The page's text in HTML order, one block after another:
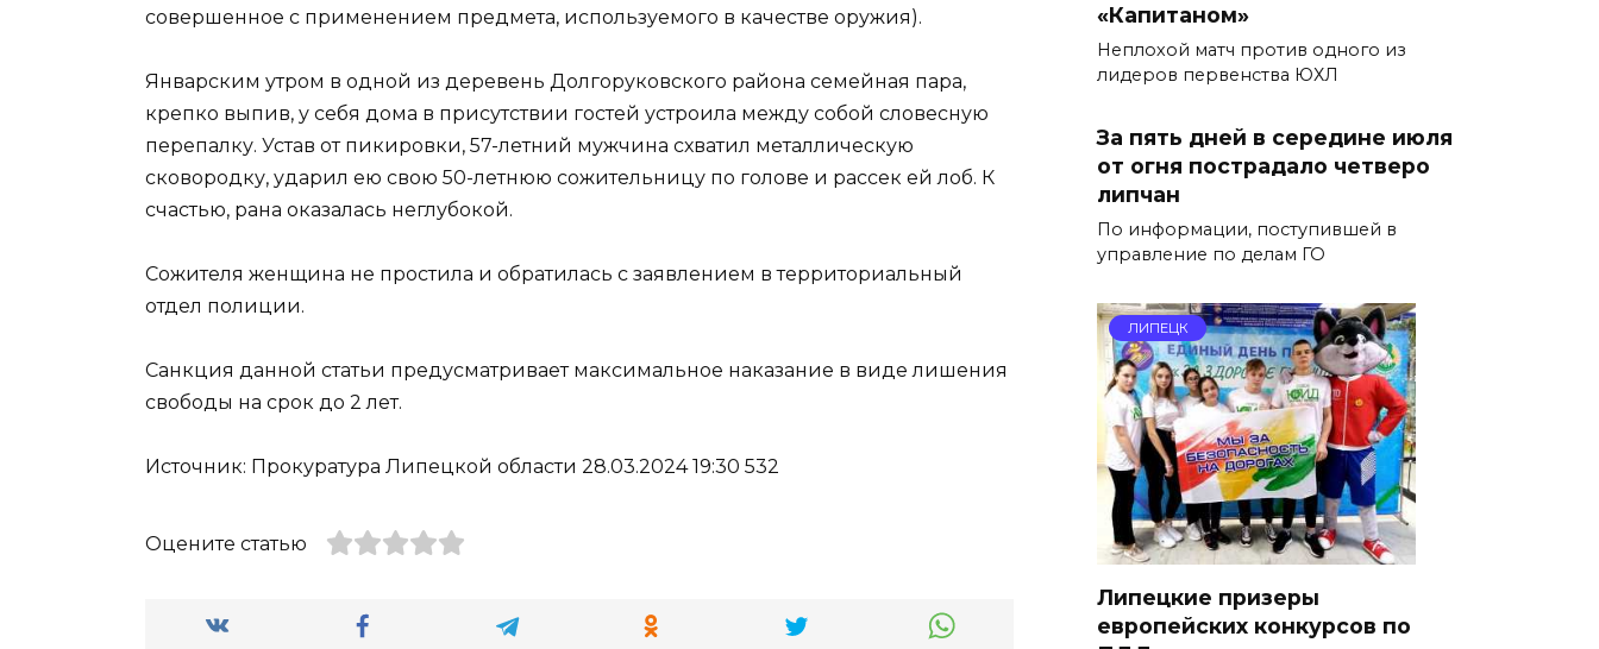
совершенное с применением предмета, используемого в качестве оружия).
Январским утром в одной из деревень Долгоруковского района семейная пара,
крепко выпив, у себя дома в присутствии гостей устроила между собой словесную
перепалку. Устав от пикировки, 57-летний мужчина схватил металлическую
сковородку, ударил ею свою 50-летнюю сожительницу по голове и рассек ей лоб. К
счастью, рана оказалась неглубокой.
Сожителя женщина не простила и обратилась с заявлением в территориальный
отдел полиции.
Санкция данной статьи предусматривает максимальное наказание в виде лишения
свободы на срок до 2 лет.
Источник: Прокуратура Липецкой области 28.03.2024 19:30 532
Оцените статью
«Капитаном»
Неплохой матч против одного из
лидеров первенства ЮХЛ
За пять дней в середине июля
от огня пострадало четверо
липчан
По информации, поступившей в
управление по делам ГО
ЛИПЕЦК
Липецкие призеры
европейских конкурсов по